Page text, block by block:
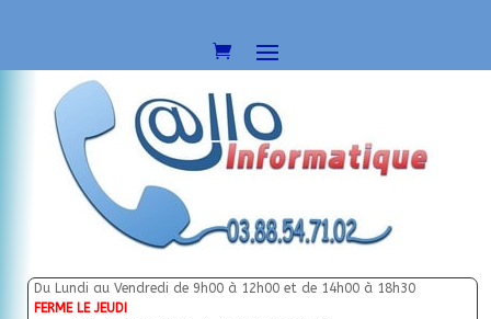
Du Lundi au Vendredi de 9h00 à 12h00 et de 14h00 à 18h30
FERME LE JEUDI